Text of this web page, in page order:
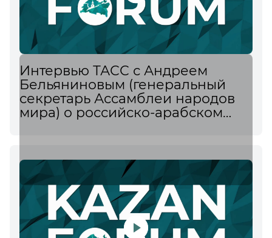
Интервью ТАСС с Андреем
Бельяниновым (генеральный
секретарь Ассамблеи народов
мира) о российско-арабском